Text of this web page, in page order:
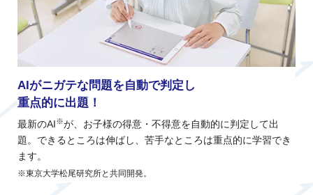
AIがニガテな問題を自動で判定し
重点的に出題！
最新のAI※が、お子様の得意・不得意を自動的に判定して出
題。できるところは伸ばし、苦手なところは重点的に学習でき
ます。
※東京大学松尾研究所と共同開発。